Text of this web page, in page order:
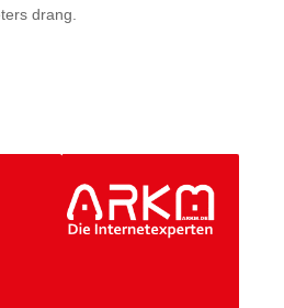
drang.